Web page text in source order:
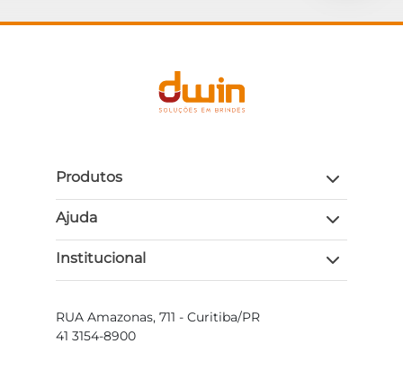
Produtos
Ajuda
Institucional
RUA Amazonas, 711 - Curitiba/PR
41 3154-8900